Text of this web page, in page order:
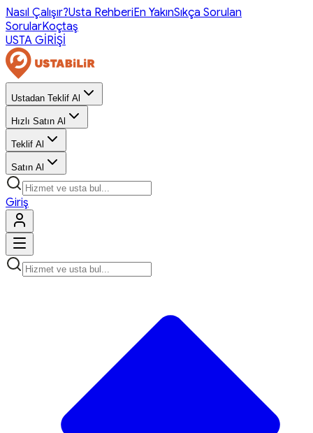
Nasıl Çalışır?Usta RehberiEn YakınSıkça Sorulan
SorularKoçtaş
USTA GİRİŞİ
Ustadan Teklif Al
Hızlı Satın Al
Teklif Al
Satın Al
Giriş